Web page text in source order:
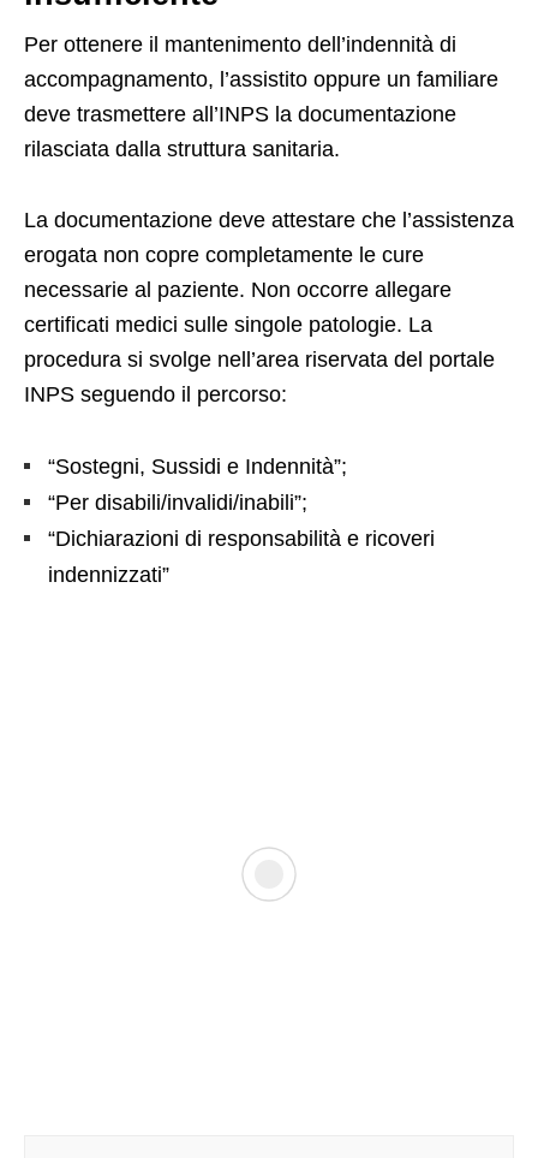
Per ottenere il mantenimento dell’indennità di
accompagnamento, l’assistito oppure un familiare
deve trasmettere all’INPS la documentazione
rilasciata dalla struttura sanitaria.
La documentazione deve attestare che l’assistenza
erogata non copre completamente le cure
necessarie al paziente. Non occorre allegare
certificati medici sulle singole patologie. La
procedura si svolge nell’area riservata del portale
INPS seguendo il percorso:
“Sostegni, Sussidi e Indennità”;
“Per disabili/invalidi/inabili”;
“Dichiarazioni di responsabilità e ricoveri
indennizzati”